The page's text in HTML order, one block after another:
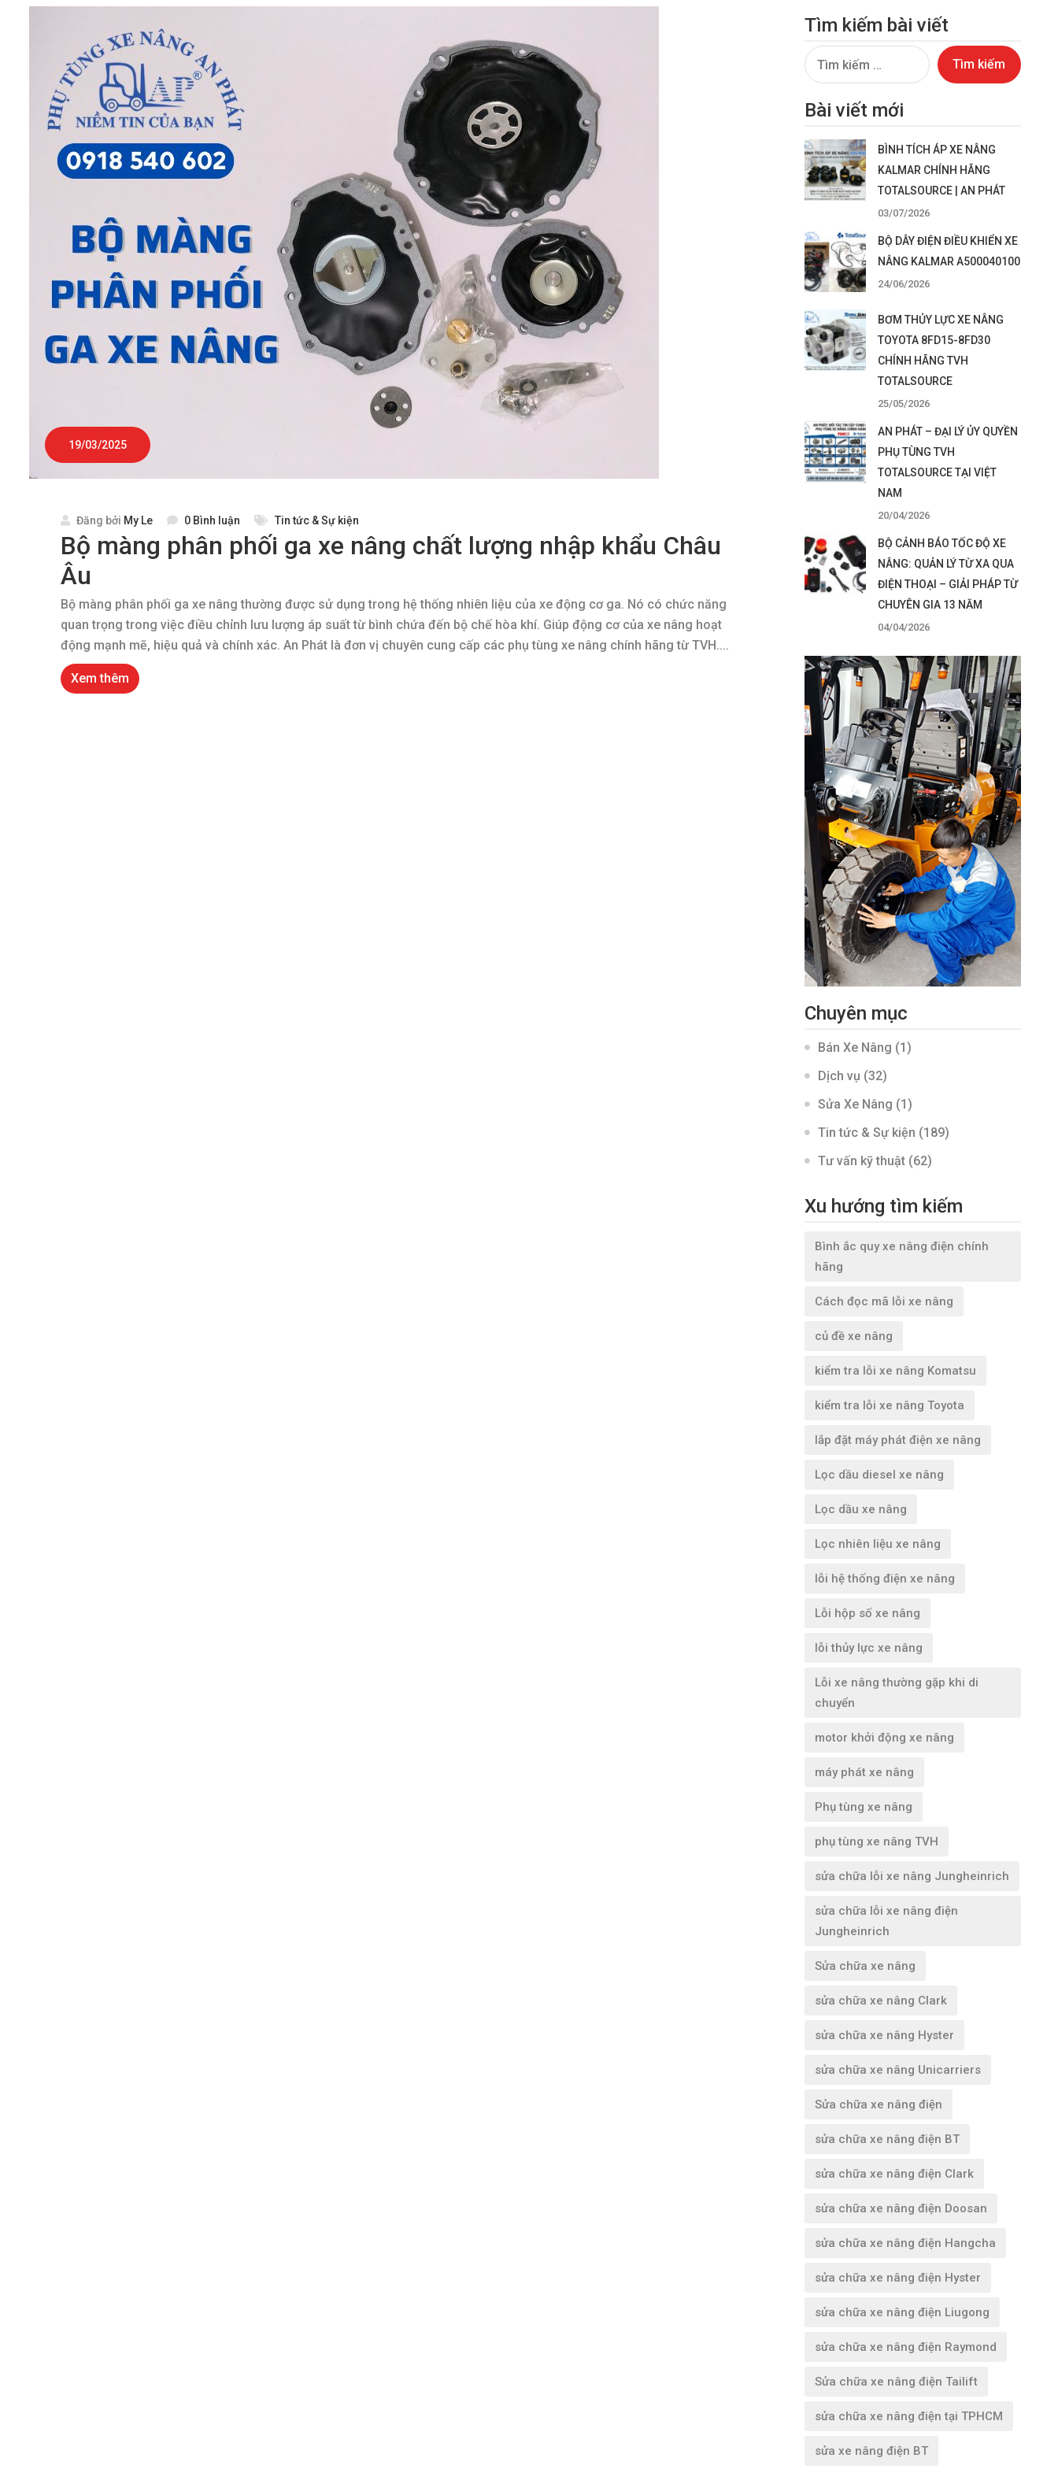
19/03/2025
Đăng bởi My Le 0 Bình luận Tin tức & Sự kiện
Bộ màng phân phối ga xe nâng chất lượng nhập khẩu Châu
Âu
Bộ màng phân phối ga xe nâng thường được sử dụng trong hệ thống nhiên liệu của xe động cơ ga. Nó có chức năng
quan trọng trong việc điều chỉnh lưu lượng áp suất từ bình chứa đến bộ chế hòa khí. Giúp động cơ của xe nâng hoạt
động mạnh mẽ, hiệu quả và chính xác. An Phát là đơn vị chuyên cung cấp các phụ tùng xe nâng chính hãng từ TVH....
Xem thêm
Tìm kiếm bài viết
Tìm
kiếm
Bài viết mới
BÌNH TÍCH ÁP XE NÂNG
KALMAR CHÍNH HÃNG
TOTALSOURCE | AN PHÁT
03/07/2026
BỘ DÂY ĐIỆN ĐIỀU KHIỂN XE
NÂNG KALMAR A500040100
24/06/2026
BƠM THỦY LỰC XE NÂNG
TOYOTA 8FD15-8FD30
CHÍNH HÃNG TVH
TOTALSOURCE
25/05/2026
AN PHÁT – ĐẠI LÝ ỦY QUYỀN
PHỤ TÙNG TVH
TOTALSOURCE TẠI VIỆT
NAM
20/04/2026
BỘ CẢNH BÁO TỐC ĐỘ XE
NÂNG: QUẢN LÝ TỪ XA QUA
ĐIỆN THOẠI – GIẢI PHÁP TỪ
CHUYÊN GIA 13 NĂM
04/04/2026
Chuyên mục
Bán Xe Nâng (1)
Dịch vụ (32)
Sửa Xe Nâng (1)
Tin tức & Sự kiện (189)
Tư vấn kỹ thuật (62)
Xu hướng tìm kiếm
Bình ắc quy xe nâng điện chính
hãng
Cách đọc mã lỗi xe nâng
củ đề xe nâng
kiểm tra lỗi xe nâng Komatsu
kiểm tra lỗi xe nâng Toyota
lắp đặt máy phát điện xe nâng
Lọc dầu diesel xe nâng
Lọc dầu xe nâng
Lọc nhiên liệu xe nâng
lỗi hệ thống điện xe nâng
Lỗi hộp số xe nâng
lỗi thủy lực xe nâng
Lỗi xe nâng thường gặp khi di
chuyển
motor khởi động xe nâng
máy phát xe nâng
Phụ tùng xe nâng
phụ tùng xe nâng TVH
sửa chữa lỗi xe nâng Jungheinrich
sửa chữa lỗi xe nâng điện
Jungheinrich
Sửa chữa xe nâng
sửa chữa xe nâng Clark
sửa chữa xe nâng Hyster
sửa chữa xe nâng Unicarriers
Sửa chữa xe nâng điện
sửa chữa xe nâng điện BT
sửa chữa xe nâng điện Clark
sửa chữa xe nâng điện Doosan
sửa chữa xe nâng điện Hangcha
sửa chữa xe nâng điện Hyster
sửa chữa xe nâng điện Liugong
sửa chữa xe nâng điện Raymond
Sửa chữa xe nâng điện Tailift
sửa chữa xe nâng điện tại TPHCM
sửa xe nâng điện BT